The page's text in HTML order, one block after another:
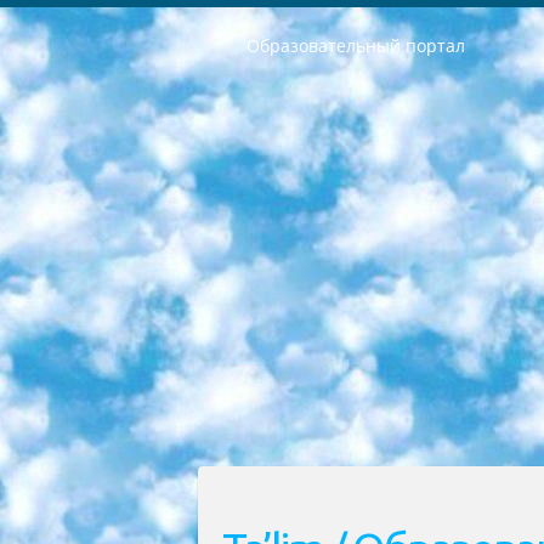
Образовательный портал
РЕСПУБЛИКА УЗБЕКИСТАН МИНИСТРЕРСТВО ДОШКОЛЬНОГО И ШКОЛЬНОГО ОБРАЗОВАНИЯ КОМАНДА в общеобразовательных учреждениях в 2023-2024 учебном году организация и проведение итоговой государственной аттестации обучающихся о Министра дошкольного и школьного образования Республики Узбекистан от 4 марта 2008 года (постановлением Минюста от 20 марта 2008 года № 1778 государственной регистрации) «Итоговое состояние учащихся общего среднего образования на основании положения об утверждении положения об аттестации общего среднего образования выпускной экзамен студентов в образовательных учреждениях в 2023-2024 учебном году В целях организации и прохождения аттестации приказываю: 1. Следующее: перечень предметов, по которым будет проводиться итоговая государственная аттестация и экзамен формы перевода согласно приложению 1; сертификаты международного образца, оценивающие уровень владения иностранными языками перечень согласно приложению 2; 2. Педагогический при специализированных образовательных учреждениях. научно-практический центр квалификации и международной оценки (Д.Давидова) 2024 г. До 25 марта: задания по предметам, по которым будет проводиться итоговая аттестация разработка и утверждение технических условий; итоговая аттестация на основании разработанного предметного задания разработка вопросов по предметам (устно и письменно), экзамен передача; общеобразовательные средние школы и специальные учебные заведения учащиеся выпускных классов школ и интернатов в агентской системе подготовка базы данных экзаменационных материалов и критериев оценки; перевод базы экзаменационных материалов на все языки обучения подать в Республиканский образовательный центр для изготовления; варианты экзаменов на основе разработанных контрольных материалов пусть будут поставлены задачи формирования. 3. Республиканский образовательный центр (Ш.Худайкулов) до 5 апреля 2024 года. до: база данных предоставленных экзаменационных материалов на все языки обучения перевод и экспертиза; для слепых, слабовидящих, глухих, слабослышащих и умственно отсталых детей учащиеся выпускных классов специализированных школ и школ-интернатов база данных экзаменационных материалов на всех преподаваемых языках подготовка критериев оценки; специализированные школы для умственно отсталых детей и технологии для учащихся выпускных классов школ-интернатов разработка соответствующих рекомендаций и критериев проведения ЕГЭ по естествознанию давать задания. 4. Педагогический при